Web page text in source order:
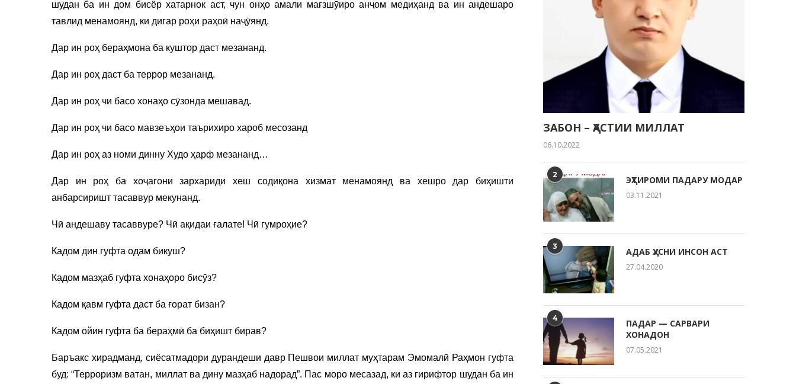
шудан ба ин дом бисёр хатарнок аст, чун онҳо амали мағзшӯиро анҷом медиҳанд ва ин андешаро
тавлид менамоянд, ки дигар роҳи раҳоӣ наҷӯянд.
Дар ин роҳ бераҳмона ба куштор даст мезананд.
Дар ин роҳ даст ба террор мезананд.
Дар ин роҳ чи басо хонаҳо сӯзонда мешавад.
Дар ин роҳ чи басо мавзеъҳои таърихиро хароб месозанд
Дар ин роҳ аз номи динну Худо ҳарф мезананд…
Дар ин роҳ ба хоҷагони зархариди хеш содиқона хизмат менамоянд ва хешро дар биҳишти
анбарсиришт тасаввур мекунанд.
Чӣ андешаву тасаввуре? Чӣ ақидаи ғалате! Чӣ гумроҳие?
Кадом дин гуфта одам бикуш?
Кадом мазҳаб гуфта хонаҳоро бисӯз?
Кадом қавм гуфта даст ба ғорат бизан?
Кадом ойин гуфта ба бераҳмӣ ба биҳишт бирав?
Баръакс хирадманд, сиёсатмадори дурандеши давр Пешвои миллат муҳтарам Эмомалӣ Раҳмон гуфта
буд: “Терроризм ватан, миллат ва дину мазҳаб надорад”. Пас моро месазад, ки аз гирифтор шудан ба ин
ЗАБОН – ҲАСТИИ МИЛЛАТ
06.10.2022
2 ЭҲТИРОМИ ПАДАРУ МОДАР
03.11.2021
3 АДАБ ҲУСНИ ИНСОН АСТ
27.04.2020
4
ПАДАР — САРВАРИ
ХОНАДОН
07.05.2021